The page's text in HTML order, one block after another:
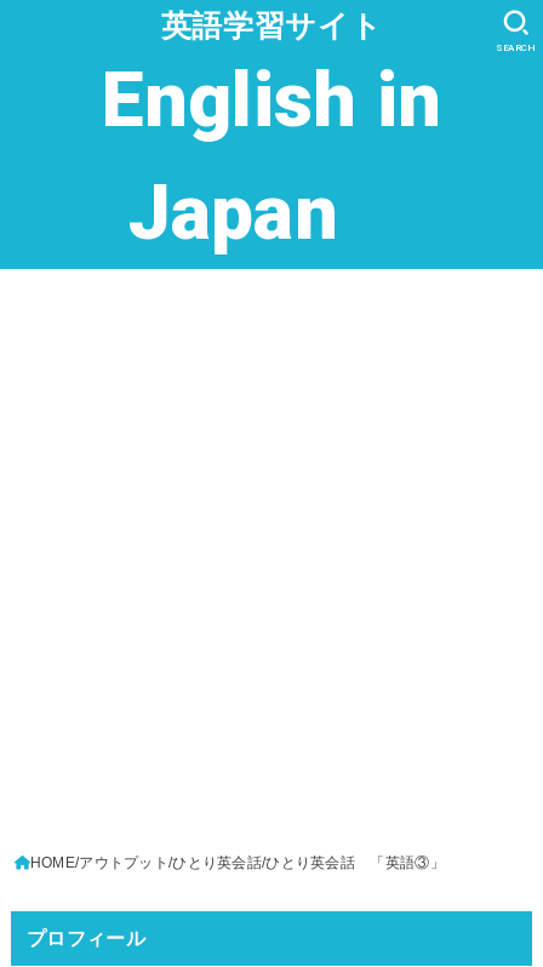
英語学習サイト
English in
Japan
SEARCH
HOME アウトプット ひとり英会話 ひとり英会話 「英語③」
プロフィール